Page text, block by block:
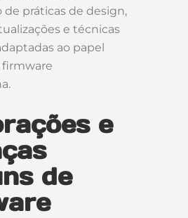
práticas de design,
e técnicas
ao papel
e
de